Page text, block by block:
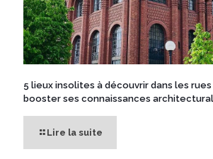
5 lieux insolites à découvrir dans les rues
booster ses connaissances
Lire la suite